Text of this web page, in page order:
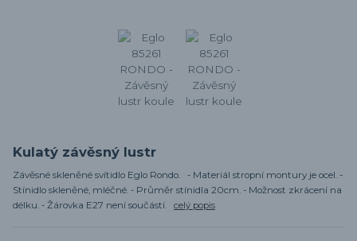
Kulatý závěsný lustr
Závěsné skleněné svítidlo Eglo Rondo. - Materiál stropní montury je ocel. -
Stínidlo skleněné, mléčné. - Průměr stínidla 20cm. - Možnost zkrácení na
délku. - Žárovka E27 není součástí. celý popis